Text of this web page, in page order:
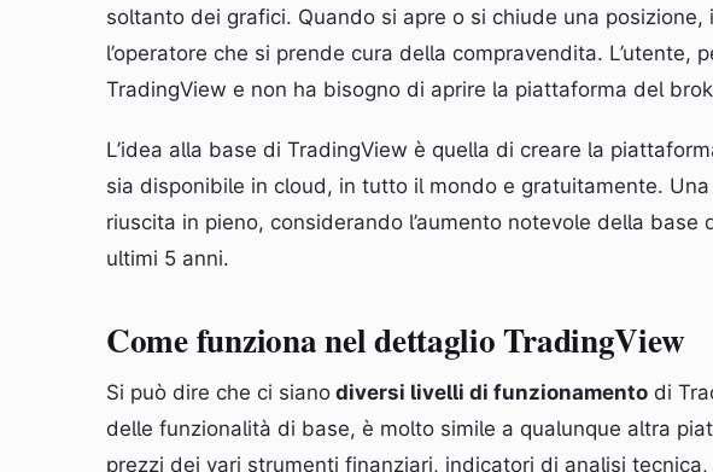
soltanto dei grafici. Quando si apre o si chiude una
l’operatore che si prende cura della compravendita. L’utente,
TradingView e non ha bisogno di aprire la piattaforma del
L’idea alla base di TradingView è quella di creare la
sia disponibile in cloud, in tutto il mondo e gratuitamente.
riuscita in pieno, considerando l’aumento notevole della
ultimi 5 anni.
Come funziona nel dettaglio TradingView
Si può dire che ci siano diversi livelli di funzionamento di
delle funzionalità di base, è molto simile a qualunque altra
prezzi dei vari strumenti finanziari, indicatori di analisi